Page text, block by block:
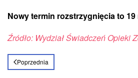
Nowy termin rozstrzygnięciato 19
Źródło: WydziałŚwiadczeń Opieki
Poprzednia